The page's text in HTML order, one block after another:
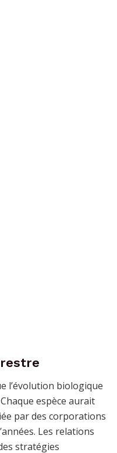
l’évolution biologique
espèce aurait
par des corporations
Les relations
stratégies